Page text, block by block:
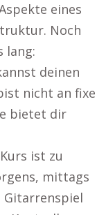
eines
Noch
lang:
deinen
nicht an fixe
bietet dir
ist zu
mittags
Gitarrenspiel